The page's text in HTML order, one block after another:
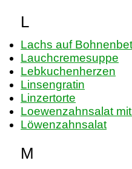
L
Lachs auf
Lauchcremesuppe
Lebkuchenherzen
Linsengratin
Linzertorte
Loewenzahnsalat
Löwenzahnsalat
M